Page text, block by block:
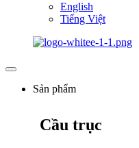
English
Tiếng Việt
Sản phẩm
Cầu trục